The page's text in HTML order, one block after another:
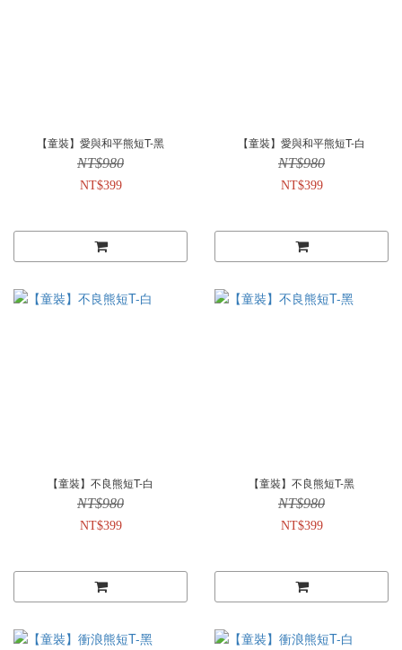
【童裝】愛與和平熊短T-黑
NT$980
NT$399
【童裝】愛與和平熊短T-白
NT$980
NT$399
【童裝】不良熊短T-白
NT$980
NT$399
【童裝】不良熊短T-黑
NT$980
NT$399